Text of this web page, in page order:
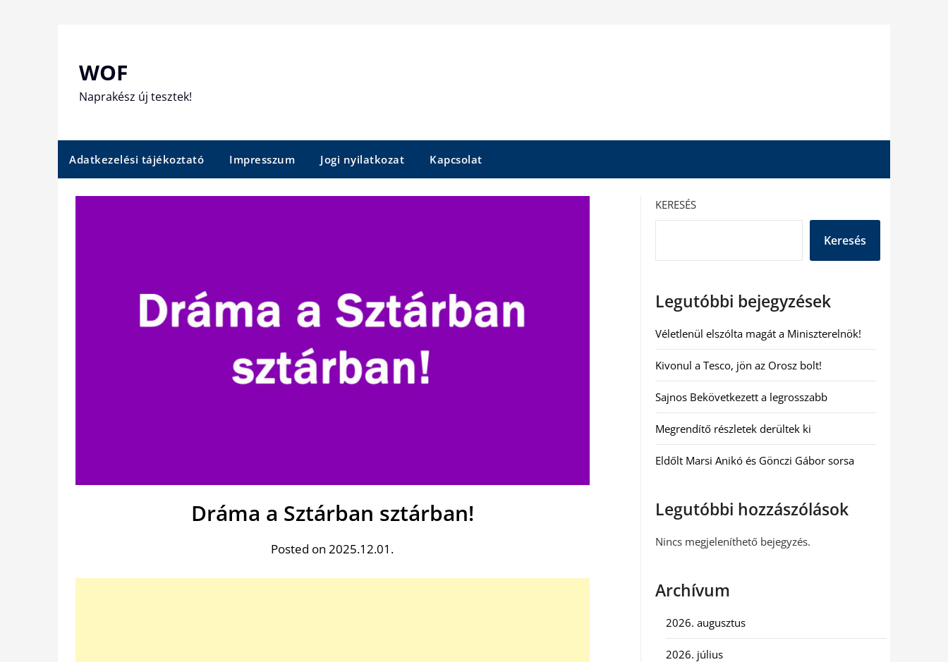
WOF
Naprakész új tesztek!
Adatkezelési tájékoztató Impresszum Jogi nyilatkozat Kapcsolat
Dráma a Sztárban sztárban!
Posted on 2025.12.01.
KERESÉS
Keresés
Legutóbbi bejegyzések
Véletlenül elszólta magát a Miniszterelnök!
Kivonul a Tesco, jön az Orosz bolt!
Sajnos Bekövetkezett a legrosszabb
Megrendítő részletek derültek ki
Eldőlt Marsi Anikó és Gönczi Gábor sorsa
Legutóbbi hozzászólások
Nincs megjeleníthető bejegyzés.
Archívum
2026. augusztus
2026. július